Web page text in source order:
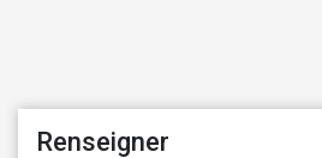
Renseigner